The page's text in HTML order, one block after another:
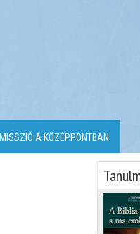
MISSZIÓ A KÖZÉPPONTBAN